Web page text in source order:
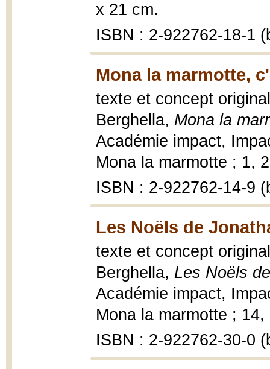
x 21 cm.
ISBN : 2-922762-18-1
Mona la marmotte,
texte et concept
Berghella, Mona la
Académie impact,
Mona la marmotte ; 1,
ISBN : 2-922762-14-9
Les Noëls de
texte et concept
Berghella, Les Noëls
Académie impact,
Mona la marmotte ;
ISBN : 2-922762-30-0